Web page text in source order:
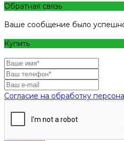
Обратная связь
Ваше сообщение было
Купить
Согласие на обработку